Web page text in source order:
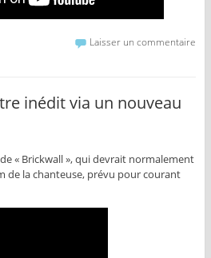
Laisser un commentaire
inédit via un nouveau
« Brickwall », qui devrait normalement
de la chanteuse, prévu pour courant